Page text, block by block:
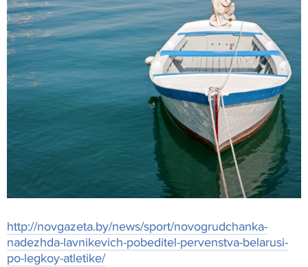
http://novgazeta.by/news/sport/novogrudchanka-
nadezhda-lavnikevich-pobeditel-pervenstva-belarusi-
po-legkoy-atletike/